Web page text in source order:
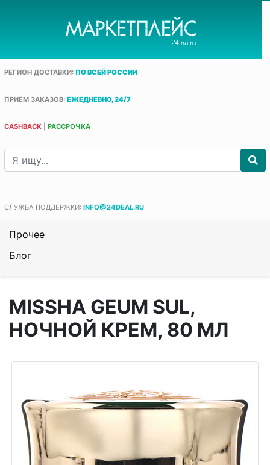
РЕГИОН ДОСТАВКИ: ПО ВСЕЙ РОССИИ
ПРИЕМ ЗАКАЗОВ: ЕЖЕДНЕВНО, 24/7
CASHBACK РАССРОЧКА
СЛУЖБА ПОДДЕРЖКИ: INFO@24DEAL.RU
Прочее
Блог
MISSHA GEUM SUL,
НОЧНОЙ КРЕМ, 80 МЛ